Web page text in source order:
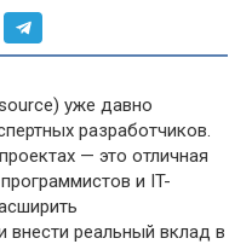
уже давно
разработчиков.
— это отличная
и IT-
внести реальный вклад в